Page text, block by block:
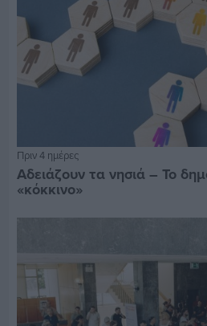
Πριν 4 ημέρες
Αδειάζουν τα νησιά – Το
«κόκκινο»